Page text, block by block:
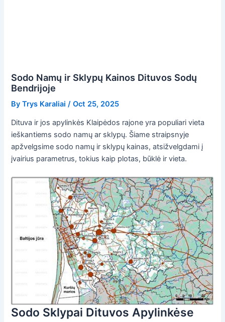
Sodo Namų ir Sklypų Kainos Dituvos Sodų
Bendrijoje
ByTrys Karaliai /Oct 25, 2025
Dituva ir jos apylinkės Klaipėdos rajone yra populiari vieta
ieškantiems sodo namų ar sklypų. Šiame straipsnyje
apžvelgsime sodo namų ir sklypų kainas, atsižvelgdami į
įvairius parametrus, tokius kaip plotas, būklė ir vieta.
Sodo Sklypai Dituvos Apylinkėse